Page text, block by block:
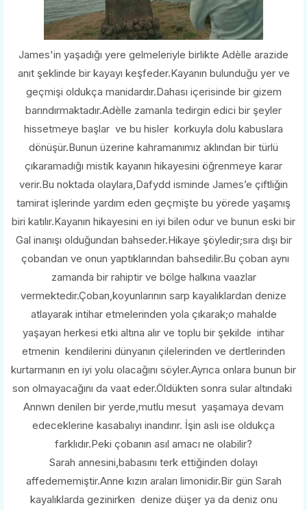
James'in yaşadığı yere gelmeleriyle birlikte Adèlle arazide
anıt şeklinde bir kayayı keşfeder.Kayanın bulunduğu yer ve
geçmişi oldukça manidardır.Dahası içerisinde bir gizem
barındırmaktadır.Adèlle zamanla tedirgin edici bir şeyler
hissetmeye başlar ve bu hisler korkuyla dolu kabuslara
dönüşür.Bunun üzerine kahramanımız aklından bir türlü
çıkaramadığı mistik kayanın hikayesini öğrenmeye karar
verir.Bu noktada olaylara,Dafydd isminde James’e çiftliğin
tamirat işlerinde yardım eden geçmişte bu yörede yaşamış
biri katılır.Kayanın hikayesini en iyi bilen odur ve bunun eski bir
Gal inanışı olduğundan bahseder.Hikaye şöyledir;sıra dışı bir
çobandan ve onun yaptıklarından bahsedilir.Bu çoban aynı
zamanda bir rahiptir ve bölge halkına vaazlar
vermektedir.Çoban,koyunlarının sarp kayalıklardan denize
atlayarak intihar etmelerinden yola çıkarak;o mahalde
yaşayan herkesi etki altına alır ve toplu bir şekilde intihar
etmenin kendilerini dünyanın çilelerinden ve dertlerinden
kurtarmanın en iyi yolu olacağını söyler.Ayrıca onlara bunun bir
son olmayacağını da vaat eder.Öldükten sonra sular altındaki
Annwn denilen bir yerde,mutlu mesut yaşamaya devam
edeceklerine kasabalıyı inandırır. İşin aslı ise oldukça
farklıdır.Peki çobanın asıl amacı ne olabilir?
Sarah annesini,babasını terk ettiğinden dolayı
affedememiştir.Anne kızın araları limonidir.Bir gün Sarah
kayalıklarda gezinirken denize düşer ya da deniz onu